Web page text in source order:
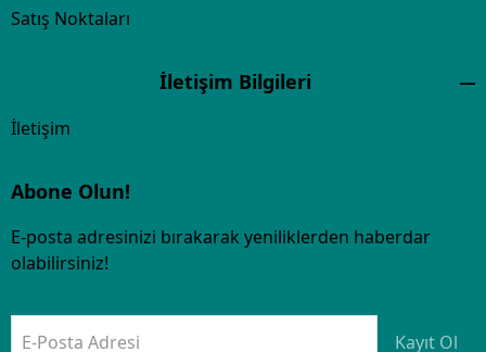
Satış Noktaları
İletişim Bilgileri
İletişim
Abone Olun!
E-posta adresinizi bırakarak yeniliklerden haberdar
olabilirsiniz!
E-Posta Adresi Kayıt Ol